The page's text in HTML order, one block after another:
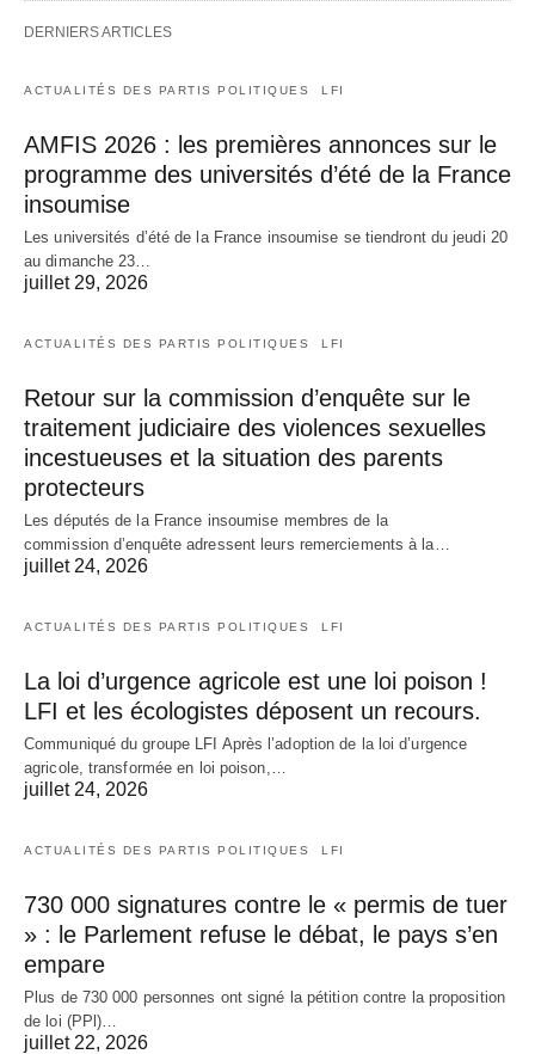
DERNIERS ARTICLES
ACTUALITÉS DES PARTIS POLITIQUES LFI
AMFIS 2026 : les premières annonces sur le
programme des universités d’été de la France
insoumise
Les universités d’été de la France insoumise se tiendront du jeudi 20
au dimanche 23…
juillet 29, 2026
ACTUALITÉS DES PARTIS POLITIQUES LFI
Retour sur la commission d’enquête sur le
traitement judiciaire des violences sexuelles
incestueuses et la situation des parents
protecteurs
Les députés de la France insoumise membres de la
commission d’enquête adressent leurs remerciements à la…
juillet 24, 2026
ACTUALITÉS DES PARTIS POLITIQUES LFI
La loi d’urgence agricole est une loi poison !
LFI et les écologistes déposent un recours.
Communiqué du groupe LFI Après l’adoption de la loi d’urgence
agricole, transformée en loi poison,…
juillet 24, 2026
ACTUALITÉS DES PARTIS POLITIQUES LFI
730 000 signatures contre le « permis de tuer
» : le Parlement refuse le débat, le pays s’en
empare
Plus de 730 000 personnes ont signé la pétition contre la proposition
de loi (PPl)…
juillet 22, 2026